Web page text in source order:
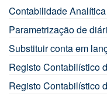
Contabilidade
Parametrização de
Substituir conta em
Registo Contabilístico
Registo Contabilístico